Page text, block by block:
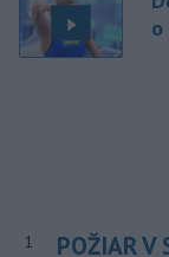
o
1
POŽIAR V